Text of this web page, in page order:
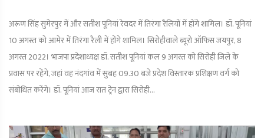
अरूण सिंह सुमेरपुर में और सतीश पूनियां रेवदर में तिरंगा रैलियों में होंगे शामिल। डॉ. पूनियां
10 अगस्त को आमेर में तिरंगा रैली में होंगे शामिल। सिरोहीवाले ब्यूरो ऑफिस जयपुर, 8
अगस्त 2022। भाजपा प्रदेशाध्यक्ष डॉ. सतीश पूनियां कल 9 अगस्त को सिरोही जिले के
प्रवास पर रहेंगे, जहां वह नंदगांव में सुबह 09.30 बजे प्रदेश विस्तारक प्रशिक्षण वर्ग को
संबोधित करेंगे। डॉ. पूनियां आज रात ट्रेन द्वारा सिरोही...